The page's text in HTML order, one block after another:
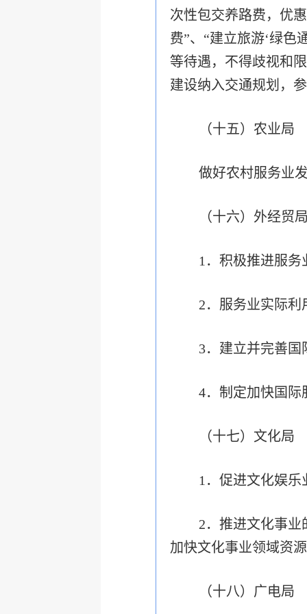
次性包交养路费，优
费”、“建立旅游‘绿色
等待遇，不得歧视和
建设纳入交通规划，
（十五）农业局
做好农村服务业
（十六）外经贸
1．积极推进服
2．服务业实际利
3．建立并完善
4．制定加快国际
（十七）文化局
1．促进文化娱
2．推进文化事
加快文化事业领域资
（十八）广电局